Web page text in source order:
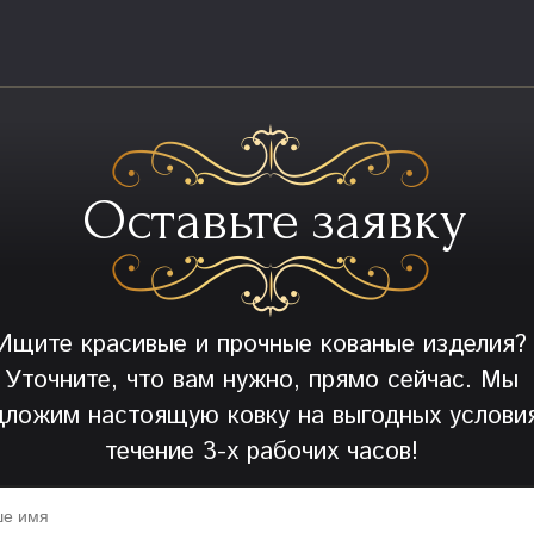
Оставьте заявку
красивые и прочные кованые изделия?
Уточните, что вам нужно, прямо сейчас. Мы
настоящую ковку на выгодных
течение 3-х рабочих часов!